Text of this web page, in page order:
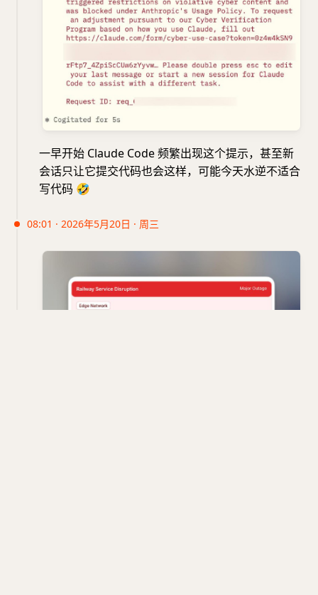
一早开始 Claude Code 频繁出现这个提示，甚至新
会话只让它提交代码也会这样，可能今天水逆不适合
写代码 🤣
08:01 · 2026年5月20日 · 周三